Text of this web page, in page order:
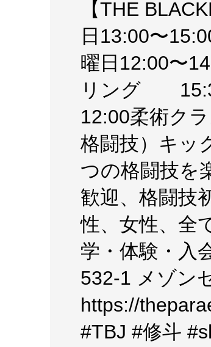
【THE
日13:00〜
曜日12:00〜
リング
12:00柔術ク
格闘技）キッ
つの格闘技を
歓迎、格闘技
性、女性、全
学・体験・入
532-1 メゾン
https://
#TBJ #修斗